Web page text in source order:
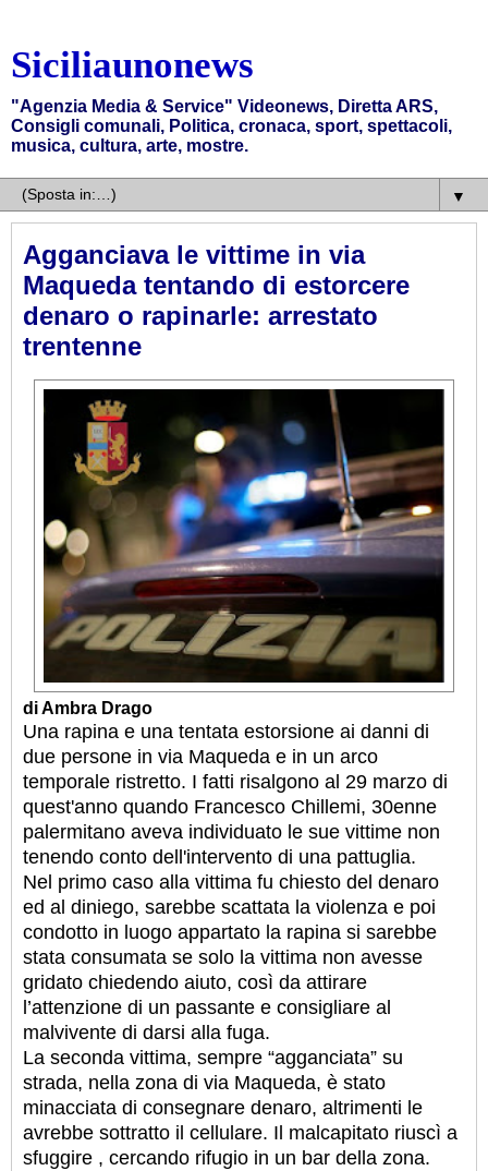
Siciliaunonews
"Agenzia Media & Service" Videonews, Diretta ARS,
Consigli comunali, Politica, cronaca, sport, spettacoli,
musica, cultura, arte, mostre.
▼
Agganciava le vittime in via
Maqueda tentando di estorcere
denaro o rapinarle: arrestato
trentenne
di Ambra Drago
Una rapina e una tentata estorsione ai danni di
due persone in via Maqueda e in un arco
temporale ristretto. I fatti risalgono al 29 marzo di
quest'anno quando Francesco Chillemi, 30enne
palermitano aveva individuato le sue vittime non
tenendo conto dell'intervento di una pattuglia.
Nel primo caso alla vittima fu chiesto del denaro
ed al diniego, sarebbe scattata la violenza e poi
condotto in luogo appartato la rapina si sarebbe
stata consumata se solo la vittima non avesse
gridato chiedendo aiuto, così da attirare
l’attenzione di un passante e consigliare al
malvivente di darsi alla fuga.
La seconda vittima, sempre “agganciata” su
strada, nella zona di via Maqueda, è stato
minacciata di consegnare denaro, altrimenti le
avrebbe sottratto il cellulare. Il malcapitato riuscì a
sfuggire , cercando rifugio in un bar della zona.